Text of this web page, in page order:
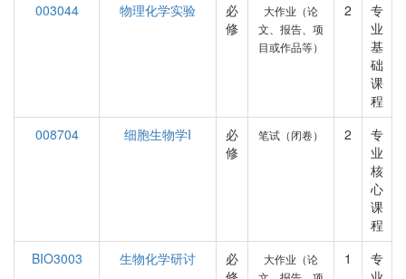
003044
物理化学实验
必
修
大作业（论
文、报告、项
目或作品等）
2
专
业
基
础
课
程
008704
细胞生物学I
必
修
笔试（闭卷） 2
专
业
核
心
课
程
BIO3003
生物化学研讨
必
大作业（论
1
专